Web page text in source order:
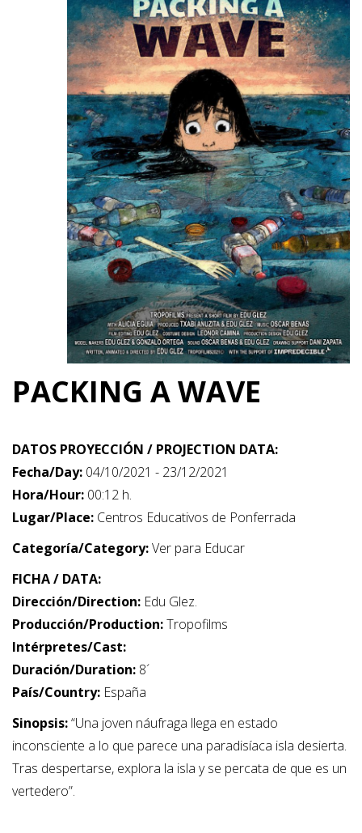
PACKING A WAVE
DATOS PROYECCIÓN / PROJECTION DATA:
Fecha/Day: 04/10/2021 - 23/12/2021
Hora/Hour: 00:12 h.
Lugar/Place: Centros Educativos de Ponferrada
Categoría/Category:Ver para Educar
FICHA / DATA:
Dirección/Direction: Edu Glez.
Producción/Production:Tropofilms
Intérpretes/Cast:
Duración/Duration: 8´
País/Country: España
Sinopsis:“Una joven náufraga llega en estado
inconsciente a lo que parece una paradisíaca isla desierta.
Tras despertarse, explora la isla y se percata de que es un
vertedero”.